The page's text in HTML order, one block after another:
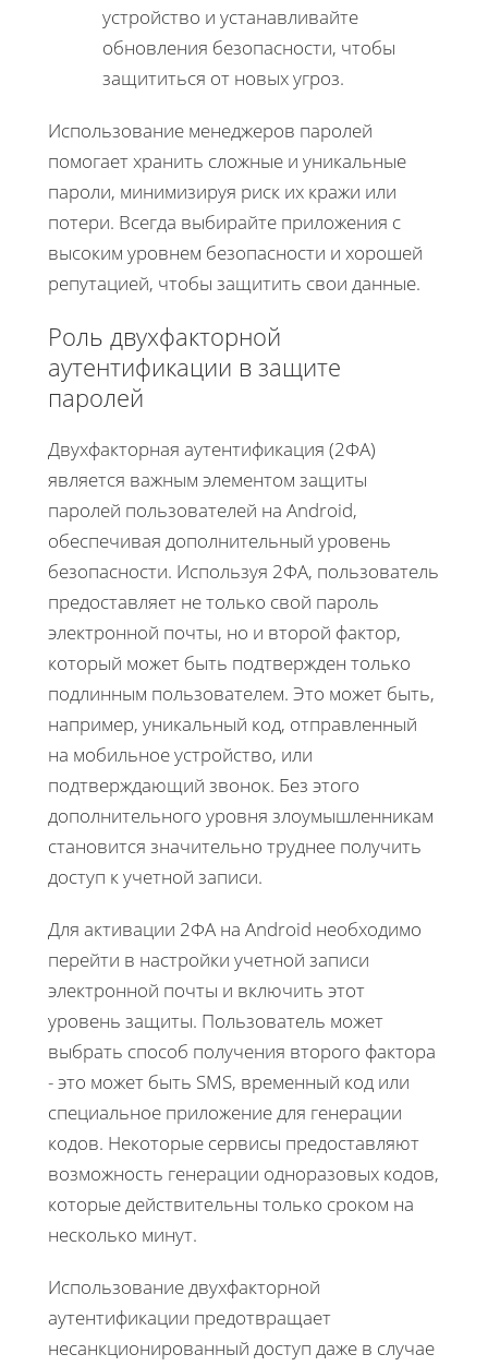
устройство и устанавливайте
обновления безопасности, чтобы
защититься от новых угроз.
Использование менеджеров паролей
помогает хранить сложные и уникальные
пароли, минимизируя риск их кражи или
потери. Всегда выбирайте приложения с
высоким уровнем безопасности и хорошей
репутацией, чтобы защитить свои данные.
Роль двухфакторной
аутентификации в защите
паролей
Двухфакторная аутентификация (2ФА)
является важным элементом защиты
паролей пользователей на Android,
обеспечивая дополнительный уровень
безопасности. Используя 2ФА, пользователь
предоставляет не только свой пароль
электронной почты, но и второй фактор,
который может быть подтвержден только
подлинным пользователем. Это может быть,
например, уникальный код, отправленный
на мобильное устройство, или
подтверждающий звонок. Без этого
дополнительного уровня злоумышленникам
становится значительно труднее получить
доступ к учетной записи.
Для активации 2ФА на Android необходимо
перейти в настройки учетной записи
электронной почты и включить этот
уровень защиты. Пользователь может
выбрать способ получения второго фактора
- это может быть SMS, временный код или
специальное приложение для генерации
кодов. Некоторые сервисы предоставляют
возможность генерации одноразовых кодов,
которые действительны только сроком на
несколько минут.
Использование двухфакторной
аутентификации предотвращает
несанкционированный доступ даже в случае